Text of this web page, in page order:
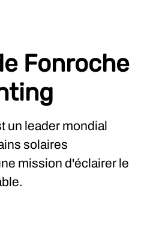
Fonroche
un leader mondial
solaires
mission d'éclairer le